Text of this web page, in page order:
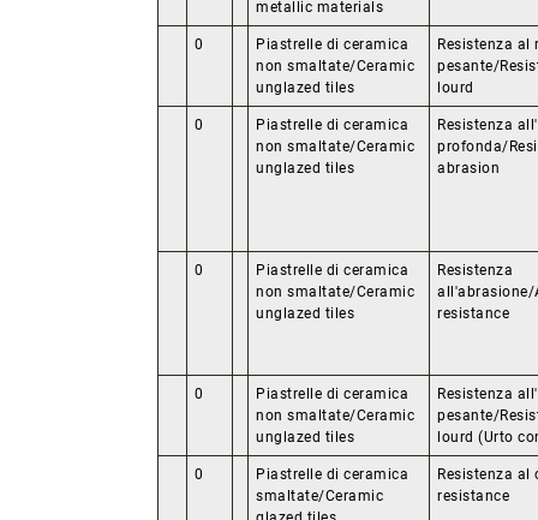
metallic materials
0
Piastrelle di ceramica
non smaltate/Ceramic
unglazed tiles
Resistenza
pesante/
lourd
0
Piastrelle di ceramica
non smaltate/Ceramic
unglazed tiles
Resistenza
profonda/
abrasion
0
Piastrelle di ceramica
non smaltate/Ceramic
unglazed tiles
Resistenza
all'abrasione/
resistance
0
Piastrelle di ceramica
non smaltate/Ceramic
unglazed tiles
Resistenza
pesante/
lourd (Urto
0
Piastrelle di ceramica
smaltate/Ceramic
Resistenza
resistance